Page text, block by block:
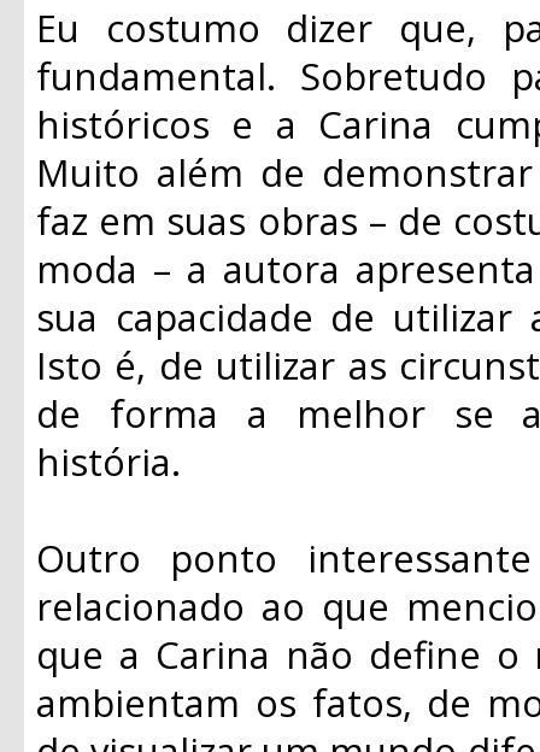
Eu costumo dizer que,
fundamental. Sobretudo
históricos e a Carina
Muito além de
faz em suas obras – de
moda – a autora
sua capacidade de
Isto é, de utilizar as
de forma a melhor se
história.
Outro ponto
relacionado ao que
que a Carina não define o
ambientam os fatos, de